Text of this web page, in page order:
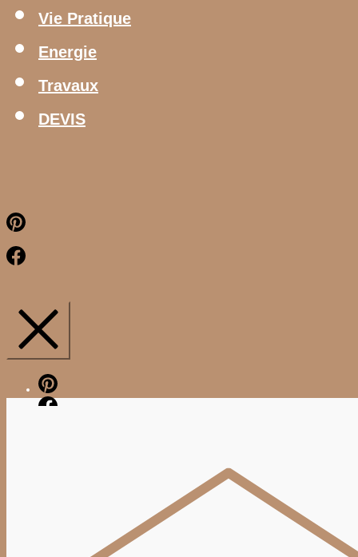
Vie Pratique
Energie
Travaux
DEVIS
Pinterest
Facebook
Pinterest
Facebook